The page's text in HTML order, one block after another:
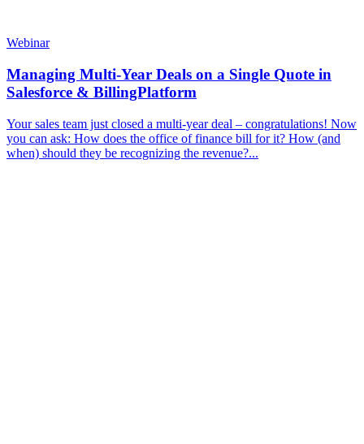
Webinar
Managing Multi-Year Deals on a Single Quote in
Salesforce & BillingPlatform
Your sales team just closed a multi-year deal – congratulations! Now
you can ask: How does the office of finance bill for it? How (and
when) should they be recognizing the revenue?...